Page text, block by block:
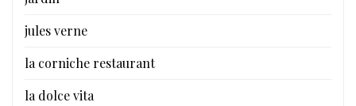
jules verne
la corniche restaurant
la dolce vita